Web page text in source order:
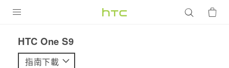
VIVE
HTC One S9‎
指南下載